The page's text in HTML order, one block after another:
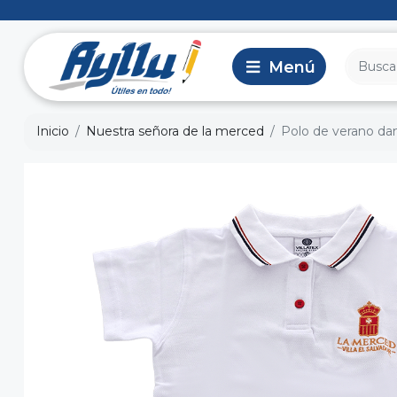
Inicio Nuestra señora de la merced Polo de verano